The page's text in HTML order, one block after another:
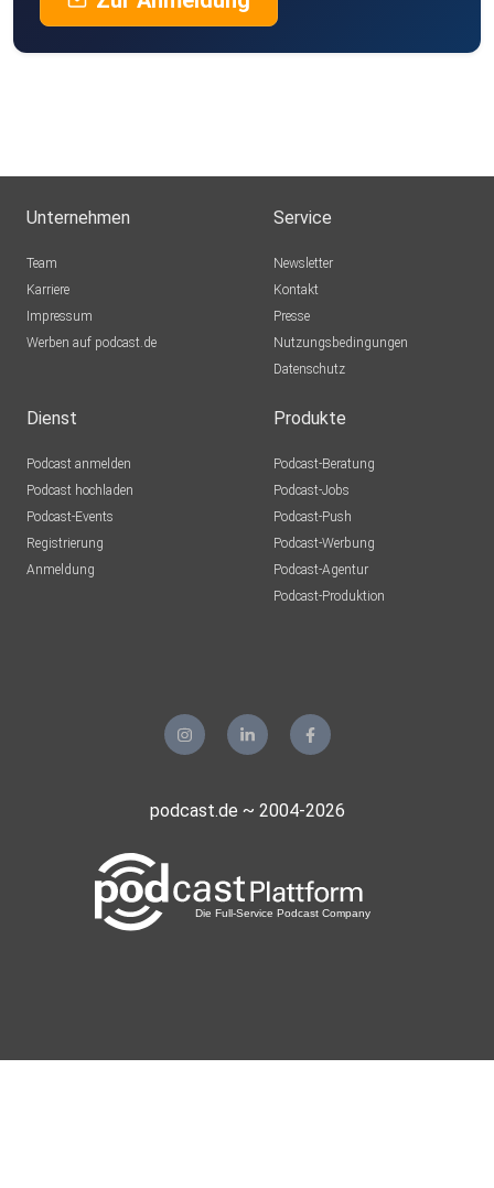
Unternehmen
Team
Karriere
Impressum
Werben auf podcast.de
Service
Newsletter
Kontakt
Presse
Nutzungsbedingungen
Datenschutz
Dienst
Podcast anmelden
Podcast hochladen
Podcast-Events
Registrierung
Anmeldung
Produkte
Podcast-Beratung
Podcast-Jobs
Podcast-Push
Podcast-Werbung
Podcast-Agentur
Podcast-Produktion
podcast.de ~ 2004-2026